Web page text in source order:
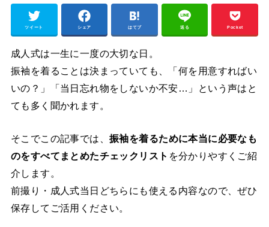
ツイート シェア はてブ 送る Pocket
成人式は一生に一度の大切な日。
振袖を着ることは決まっていても、「何を用意すればい
いの？」「当日忘れ物をしないか不安…」という声はと
ても多く聞かれます。
そこでこの記事では、振袖を着るために本当に必要なも
のをすべてまとめたチェックリスト を分かりやすくご紹
介します。
前撮り・成人式当日どちらにも使える内容なので、ぜひ
保存してご活用ください。